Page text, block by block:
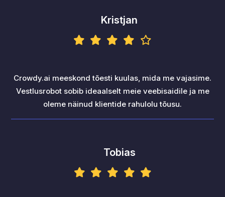
Kristjan
Crowdy.ai meeskond tõesti kuulas, mida me vajasime.
Vestlusrobot sobib ideaalselt meie veebisaidile ja me
oleme näinud klientide rahulolu tõusu.
Tobias